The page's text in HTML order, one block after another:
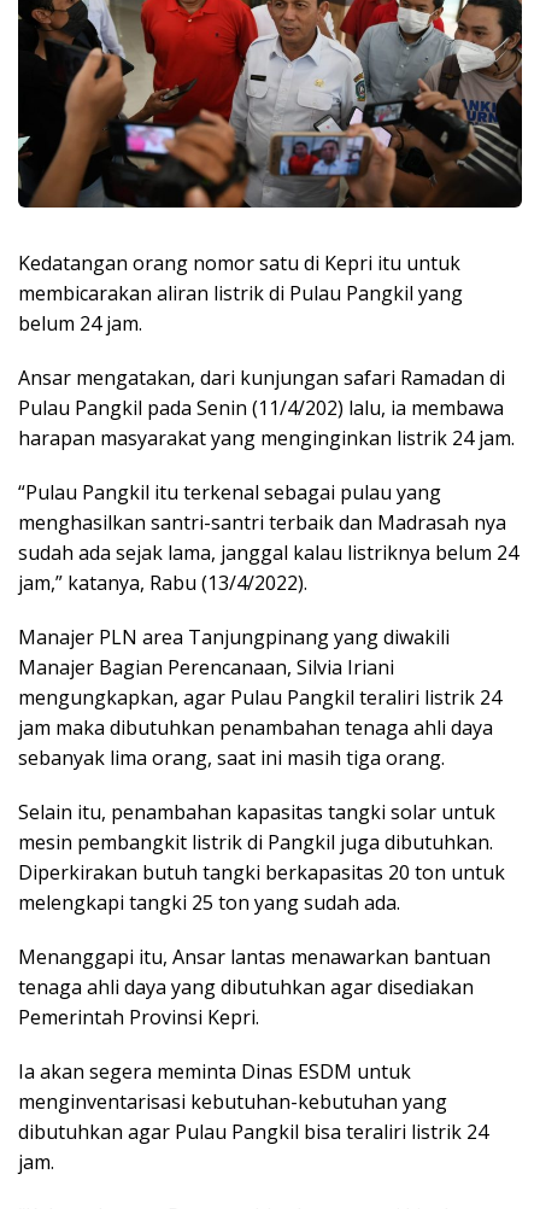
Kedatangan orang nomor satu di Kepri itu untuk
membicarakan aliran listrik di Pulau Pangkil yang
belum 24 jam.
Ansar mengatakan, dari kunjungan safari Ramadan di
Pulau Pangkil pada Senin (11/4/202) lalu, ia membawa
harapan masyarakat yang menginginkan listrik 24 jam.
“Pulau Pangkil itu terkenal sebagai pulau yang
menghasilkan santri-santri terbaik dan Madrasah nya
sudah ada sejak lama, janggal kalau listriknya belum 24
jam,” katanya, Rabu (13/4/2022).
Manajer PLN area Tanjungpinang yang diwakili
Manajer Bagian Perencanaan, Silvia Iriani
mengungkapkan, agar Pulau Pangkil teraliri listrik 24
jam maka dibutuhkan penambahan tenaga ahli daya
sebanyak lima orang, saat ini masih tiga orang.
Selain itu, penambahan kapasitas tangki solar untuk
mesin pembangkit listrik di Pangkil juga dibutuhkan.
Diperkirakan butuh tangki berkapasitas 20 ton untuk
melengkapi tangki 25 ton yang sudah ada.
Menanggapi itu, Ansar lantas menawarkan bantuan
tenaga ahli daya yang dibutuhkan agar disediakan
Pemerintah Provinsi Kepri.
Ia akan segera meminta Dinas ESDM untuk
menginventarisasi kebutuhan-kebutuhan yang
dibutuhkan agar Pulau Pangkil bisa teraliri listrik 24
jam.